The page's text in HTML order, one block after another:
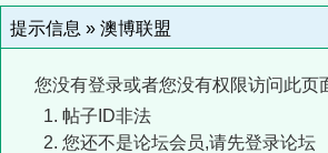
提示信息 » 澳博联盟
您没有登录或者您没有权限访问此页
帖子ID非法
您还不是论坛会员,请先登录论坛